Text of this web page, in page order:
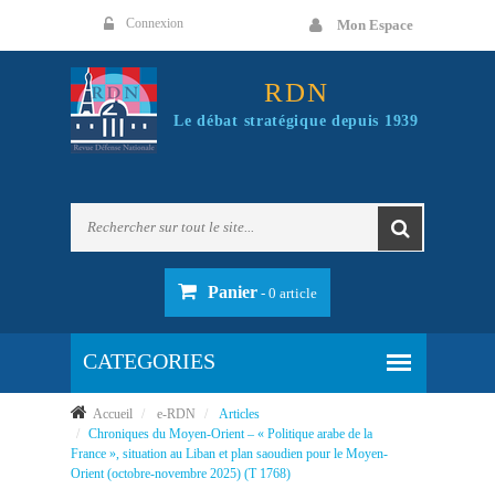
Connexion Mon Espace
RDN
Le débat stratégique depuis 1939
Panier - 0 article
Accueil e-RDN
Articles
Chroniques du Moyen-Orient – « Politique arabe de la
France », situation au Liban et plan saoudien pour le Moyen-
Orient (octobre-novembre 2025) (T 1768)